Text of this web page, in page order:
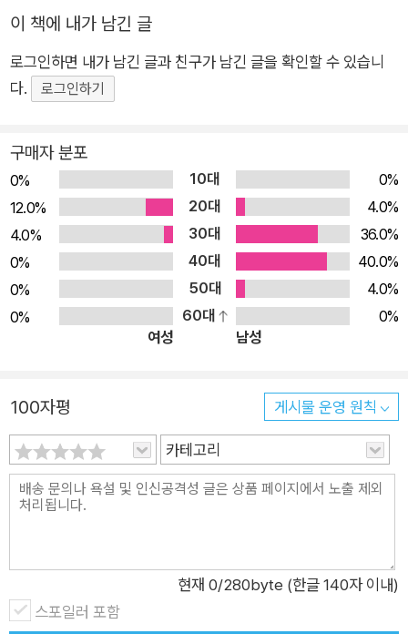
이 책은 머신 러닝과 빅데이터에 대한 풍부한 이론과 다양한 소스코
드를 제공하며, 최신 기술도 쉽고 자세하게 설명한다. 많은 분들이 이
책을 통해 실제 업무에서 머신 러닝을 잘 활용하실 수 있기를 기대한
습, 앙상블 기법 등에 대한 개념 설명과 함께 이론적 배경을 충실
히 다룬다. 특히, 실제 업무에서 활용도를 높일 수 있도록 각 장
마지막에 R, Spark, Python, Julia 등 다양한 언어를 이용한 알
고리즘의 구현 방안도 소개한다. ★ 이 책에서 다루는 내용 ★ ■
■ 파이썬, R, Julia과 같은 데이터 사이언스 분야의 가장 인기 있
는 프로그래밍 언어 ■ 데이터의 효율적인 관리와 처리를 위한 S
park, Mahout, 하둡의 연동 기법 ■ 머신 러닝 기술을 실제 문제
에 적용하기 위한 최적의 방안 ■ 딥러닝에 대한 심화 학습과 머
신 러닝의 첨단 기술에 신경망 알고리즘 활용 방법 ■ 머신 러닝
의 향후 전망과 폴리글롯 일관성, 시맨틱 데이터에 관한 심층 학
습 ★ 이 책의 대상 독자 ★ 머신 러닝을 실제로 다루고 실제 애
플리케이션도 개발하는 데이터 과학자를 위한 책이다. 머신 러닝
야의 모든 것을 다룬다. 따라서 빅데이터 관련 업무를 맡고 있는
모든 사람에게 이 책이 꼭 필요할 것임을 확신한다. 아울러 파이
썬이나 R과 같은 프로그래밍 지식과 수학에 대한 지식이 있으면
훨씬 유리할 수 있다. ★ 이 책의 구성 ★ 1장, '머신 러닝의 소
개'에서는 머신 러닝의 기본 개념과 머신 러닝의 의미에 대해 전
분야에서 사용되는 전문 용어를 소개한다. 2장, '머신 러닝과 대
규모 데이터셋'에서는 대규모 데이터셋, 공통된 특징, 반복되는
문제,데이터 규모가 폭발적으로 증가하는 이유, 빅데이터에 대한
이 책에 내가 남긴 글
로그인하면 내가 남긴 글과 친구가 남긴 글을 확인할 수 있습니
다.
로그인하기
구매자 분포
0% 10대
0%
12.0%
20대
4.0%
4.0%
30대
36.0%
0%
40대
40.0%
0%
50대
4.0%
0%
60대
0%
여성
남성
100자평 게시물 운영 원칙
카테고리
현재 0/280byte (한글 140자 이내)
스포일러 포함